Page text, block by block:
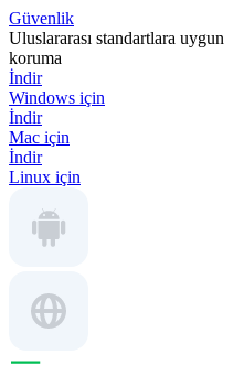
Güvenlik
Uluslararası standartlara uygun
koruma
İndir
Windows için
İndir
Mac için
İndir
Linux için